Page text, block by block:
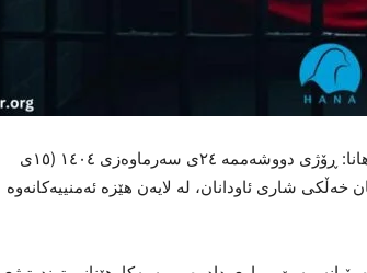
بەپێی ڕاپۆرتی گەیشتوو بە رێکخراوی مافی مرۆڤی هانا: ڕۆژی دووشەممە ٢٤ی سەرماوەزی ١٤٠٤ (١٥ی
حاجیان خەڵکی شاری ئاودانان، لە لایەن هێزە ئەمنییەکانەوە